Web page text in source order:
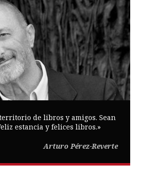
de libros y amigos. Sean
estancia y felices libros.»
Arturo Pérez-Reverte